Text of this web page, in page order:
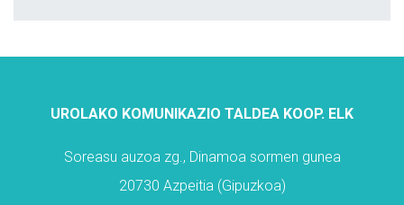
UROLAKO KOMUNIKAZIO TALDEA KOOP. ELK
Soreasu auzoa zg., Dinamoa sormen gunea
20730 Azpeitia (Gipuzkoa)